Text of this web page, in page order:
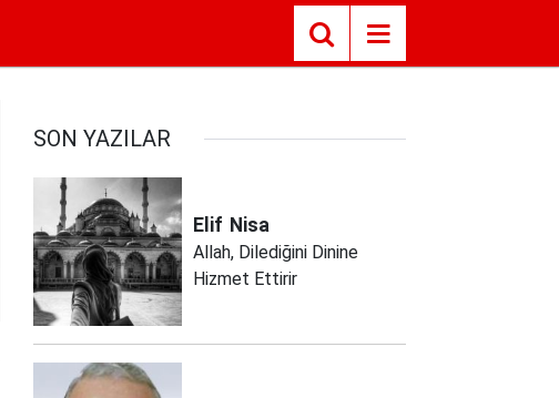
SON YAZILAR
Elif Nisa
Allah, Dilediğini Dinine
Hizmet Ettirir